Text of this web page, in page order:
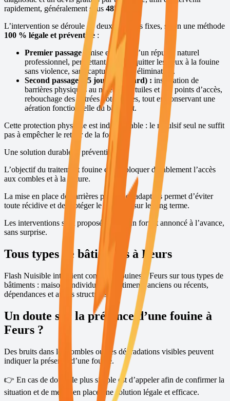
rapidement, généralement sous 48h
L’intervention se déroule en deux passages fixes, selon une méthode
100 % légale et préventive :
Premier passage :
mise en place d’un répulsif naturel
professionnel, permettant de faire quitter les lieux à la fouine
sans violence, sans capture et sans élimination.
Second passage (15 jours plus tard) : installation de
barrières physiques au niveau des tuiles et des points d’accès,
rebouchage des entrées potentielles, tout en conservant une
aération fonctionnelle du bâtiment.
Cette protection physique est indispensable : le répulsif seul ne suffit
pas à empêcher le retour de la fouine.
Une solution durable et préventive
L’objectif du traitement fouine est de bloquer durablement l’accès
aux combles et à la toiture.
La mise en place de barrières physiques adaptées permet d’éviter
toute récidive et de protéger le bâtiment sur le long terme.
Les interventions sont proposées avec un forfait annoncé à l’avance,
sans surprise.
Tous types de bâtiments à Feurs
Flash Nuisible intervient contre les fouines àFeurs sur tous types de
bâtiments : maisons individuelles, bâtiments anciens ou récents,
dépendances et autres structures.
Un doute sur la présence d’une fouine à
Feurs ?
Des bruits dans les combles ou des dégradations visibles peuvent
indiquer la présence d’une fouine.
👉 En cas de doute, le plus simple est d’appeler afin de confirmer la
situation et de mettre en place une solution légale et efficace.